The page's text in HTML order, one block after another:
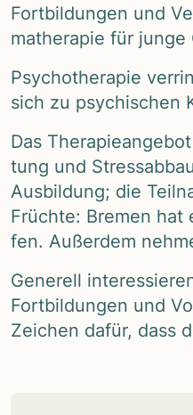
Fort­bil­dun­gen und
ma­the­ra­pie für junge
Psy­cho­the­ra­pie
sich zu psy­chi­schen
Das
tung und
Aus­bil­dung; die
Früchte: Bre­men
fen. Außer­dem
Gene­rell
Fort­bil­dun­gen und
Zei­chen dafür, dass